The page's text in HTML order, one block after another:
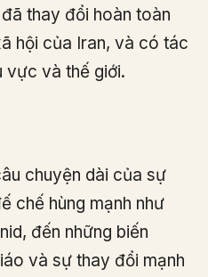
thay đổi hoàn toàn
hội của Iran, và có tác
vực và thế giới.
chuyện dài của sự
chế hùng mạnh như
đến những biến
và sự thay đổi mạnh